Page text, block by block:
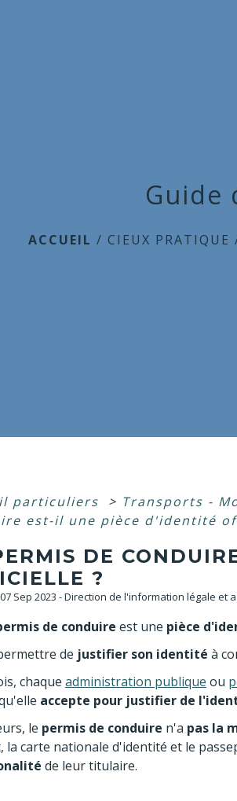
Guide
ACCUEIL /CIEUX PRATIQUE
particuliers > Transports -
est-il une pièce d'identité
DE
?
Sep 2023 - Direction de l'information légale et
de conduire est une pièce
de justifier son identité à
chaque administration publique ou
accepte pour justifier de
le permis de conduire n'a pas la
la carte nationale d'identité et le
de leur titulaire.